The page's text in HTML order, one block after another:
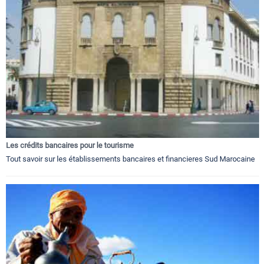
Les crédits bancaires pour le tourisme
Tout savoir sur les établissements bancaires et financieres Sud Marocaine